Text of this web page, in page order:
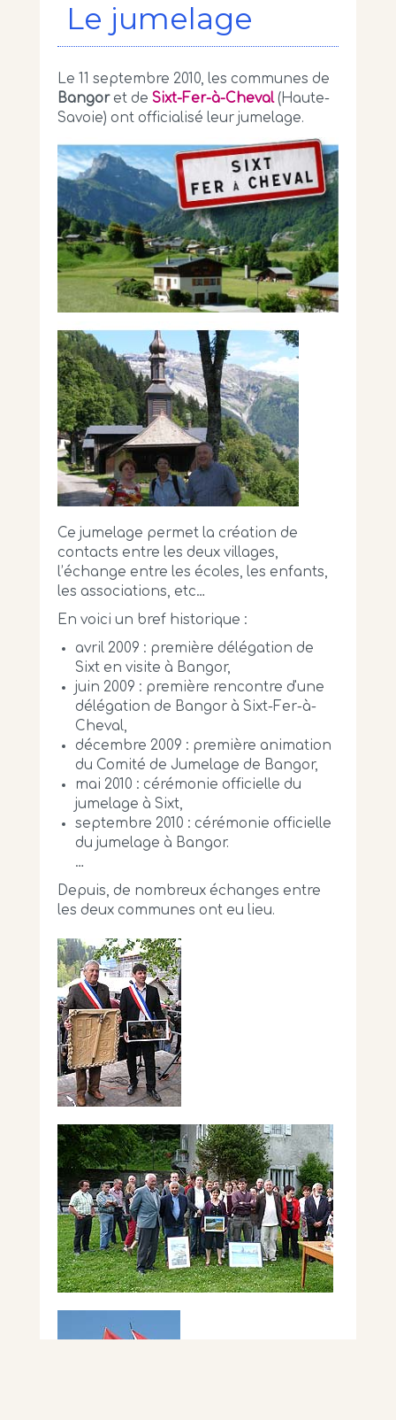
Le jumelage
Le 11 septembre 2010, les communes de
Bangoret de Sixt-Fer-à-Cheval(Haute-
Savoie) ont officialisé leur jumelage.
Ce jumelage permet la création de
contacts entre les deux villages,
l’échange entre les écoles, les enfants,
les associations, etc…
En voici un bref historique :
avril 2009 : première délégation de
Sixt en visite à Bangor,
juin 2009 : première rencontre d'une
délégation de Bangor à Sixt-Fer-à-
Cheval,
décembre 2009 : première animation
du Comité de Jumelage de Bangor,
mai 2010 : cérémonie officielle du
jumelage à Sixt,
septembre 2010 : cérémonie officielle
du jumelage à Bangor.
…
Depuis, de nombreux échanges entre
les deux communes ont eu lieu.